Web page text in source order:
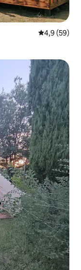
Évaluation
4,9 (59)